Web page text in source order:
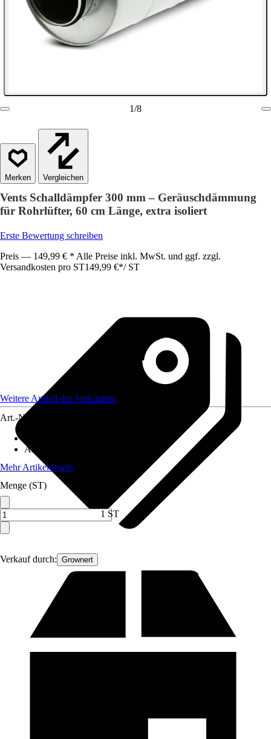
1/8
Vergleichen
Vents Schalldämpfer 300 mm – Geräuschdämmung
für Rohrlüfter, 60 cm Länge, extra isoliert
Erste Bewertung schreiben
Preis — 149,99 € * Alle Preise inkl. MwSt. und ggf. zzgl.
Versandkosten pro ST149,99 €*/ ST
Verkauf durch: Grownert
Weitere Artikel des Verkäufers
Art.-Nr.
Anwendungsbereich
Mehr Artikeldetails
Menge (ST)
1 ST